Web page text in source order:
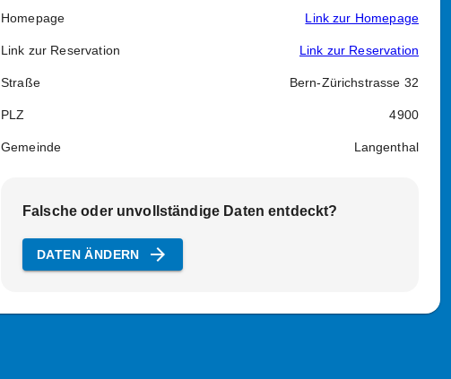
Homepage Link zur Homepage
Link zur Reservation Link zur Reservation
Straße Bern-Zürichstrasse 32
PLZ 4900
Gemeinde Langenthal
Falsche oder unvollständige Daten entdeckt?
arrow_forward
DATEN ÄNDERN